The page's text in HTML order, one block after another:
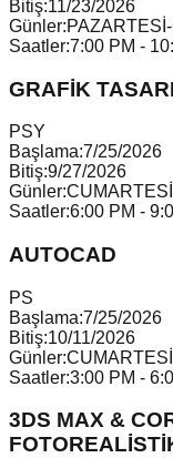
Bitiş:11/23/2026
Günler:
Saatler:7:00 PM -
GRAFİK
PSY
Başlama:7/25/2026
Bitiş:9/27/2026
Günler:
Saatler:6:00 PM -
AUTOCAD
PS
Başlama:7/25/2026
Bitiş:10/11/2026
Günler:
Saatler:3:00 PM -
3DS MAX &